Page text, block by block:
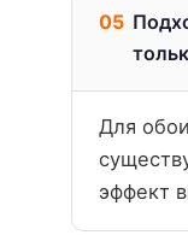
Для
эффект